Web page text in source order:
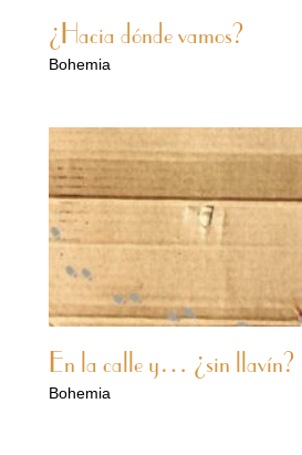
¿Hacia dónde vamos?
Bohemia
En la calle y… ¿sin llavín?
Bohemia